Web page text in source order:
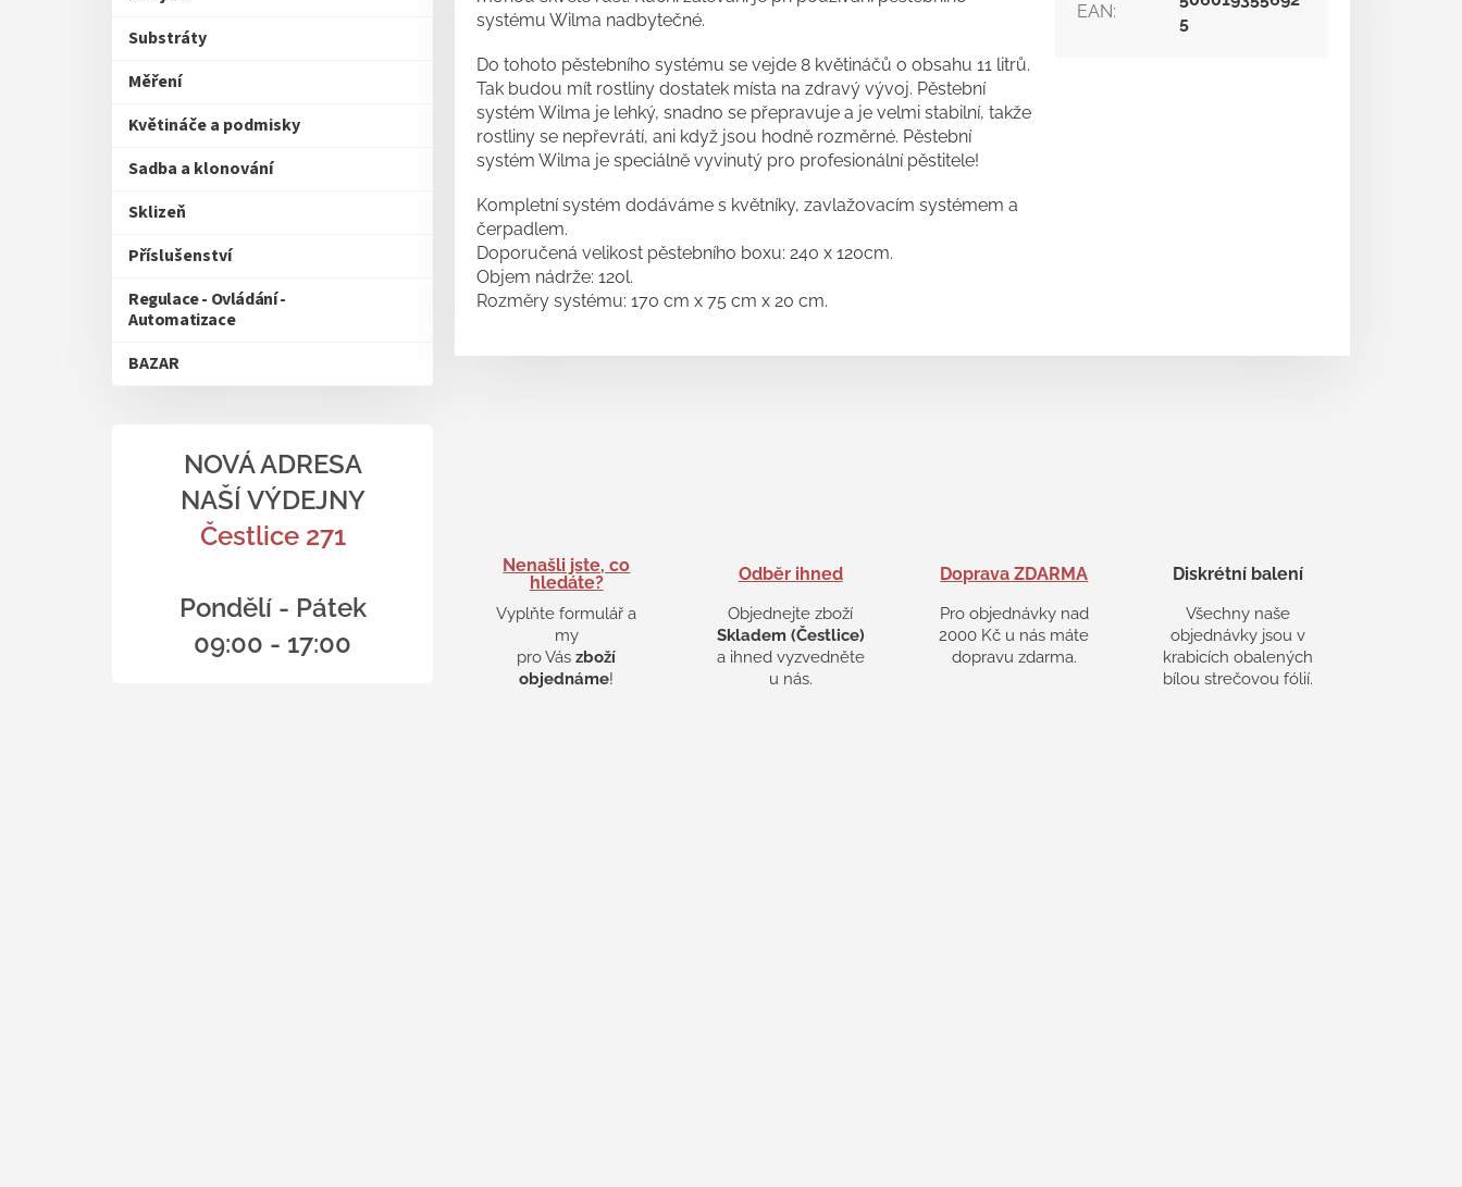
Substráty
Měření
Květináče a podmisky
Sadba a klonování
Sklizeň
Příslušenství
Regulace - Ovládání -
Automatizace
BAZAR
NOVÁ ADRESA
NAŠÍ VÝDEJNY
Čestlice 271
Pondělí - Pátek
09:00 - 17:00
Nenašli jste, co
hledáte?
Vyplňte formulář a
my
pro Vászboží
objednáme!
Odběr ihned
Objednejte zboží
Skladem (Čestlice)
a ihned vyzvedněte
u nás.
Doprava ZDARMA
Pro objednávky nad
2000 Kč u nás máte
dopravu zdarma.
Diskrétní balení
Všechny naše
objednávky jsou v
krabicích obalených
bílou strečovou fólií.
systému Wilma nadbytečné.
Do tohoto pěstebního systému se vejde 8 květináčů o obsahu 11 litrů.
Tak budou mít rostliny dostatek místa na zdravý vývoj. Pěstební
systém Wilma je lehký, snadno se přepravuje a je velmi stabilní, takže
rostliny se nepřevrátí, ani když jsou hodně rozměrné. Pěstební
systém Wilma je speciálně vyvinutý pro profesionální pěstitele!
Kompletní systém dodáváme s květníky, zavlažovacím systémem a
čerpadlem.
Doporučená velikost pěstebního boxu: 240 x 120cm.
Objem nádrže: 120l.
Rozměry systému: 170 cm x 75 cm x 20 cm.
EAN:
5